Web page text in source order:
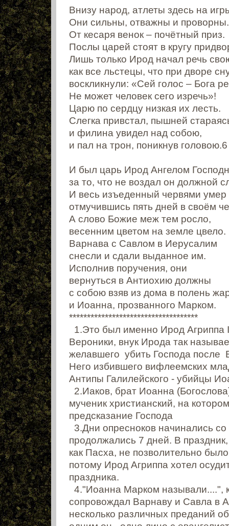
Внизу народ, атлеты здесь на
Они сильны, отважны и проворны.
От кесаря венок – почётный приз.
Послы царей стоят в кругу
Лишь только Ирод начал речь
как все льстецы, что при дворе
воскликнули: «Сей голос – Бога
Не может человек сего изречь»!
Царю по сердцу низкая их лесть.
Слегка привстал, пышней
и филина увидел над собою,
и пал на трон, поникнув головою.6
И был царь Ирод Ангелом
за то, что не воздал он должной
И весь изъеденный червями умер
отмучившись пять дней в своём
А слово Божие меж тем росло,
весенним цветом на земле цвело.
Варнава с Савлом в Иерусалим
снесли и сдали выданное им.
Исполнив поручения, они
вернуться в Антиохию должны
с собою взяв из дома в полень
и Иоанна, прозванного Марком.
************************************
1.Это был именно Ирод Агриппа
Вероники, внук Ирода так
желавшего убить Господа после
Него избившего вифлеемских
Антипы Галилейского - убийцы
2.Иаков, брат Иоанна
мученик христианский, на
предсказание Господа
3.Дни опресноков начинались
продолжались 7 дней. В
как Пасха, не позволительно
потому Ирод Агриппа хотел
праздника.
4."Иоанна Марком называли....",
сопровождал Варнаву и Савла в
несколько различных преданий